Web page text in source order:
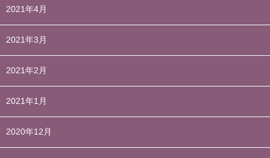
2021年4月
2021年3月
2021年2月
2021年1月
2020年12月